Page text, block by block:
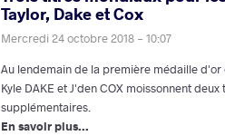
Taylor, Dake et Cox
Mercredi 24 octobre 2018 - 10:07
Au lendemain de la première médaille d'or
Kyle DAKE et J'den COX moissonnent
supplémentaires.
En savoir plus...